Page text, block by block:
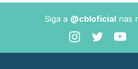
Siga a @cbloficialnas